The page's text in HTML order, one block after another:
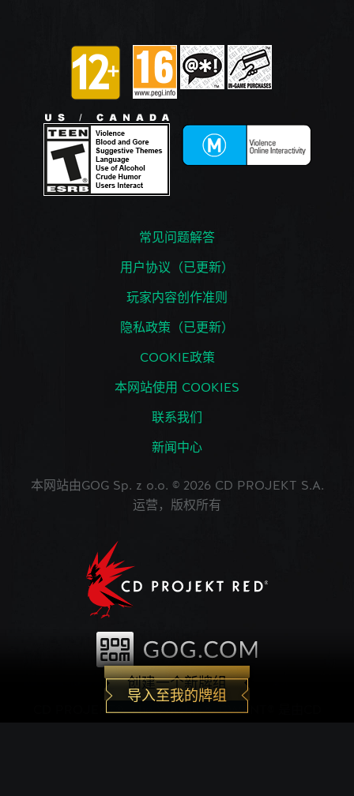
创建一个新牌组
导入至我的牌组
常见问题解答
用户协议（已更新）
玩家内容创作准则
隐私政策（已更新）
COOKIE政策
本网站使用 COOKIES
联系我们
新闻中心
本网站由GOG Sp. z o.o. © 2026 CD PROJEKT S.A.
运营，版权所有
CD PROJEKT®, The Witcher®, GWENT® 是由CD